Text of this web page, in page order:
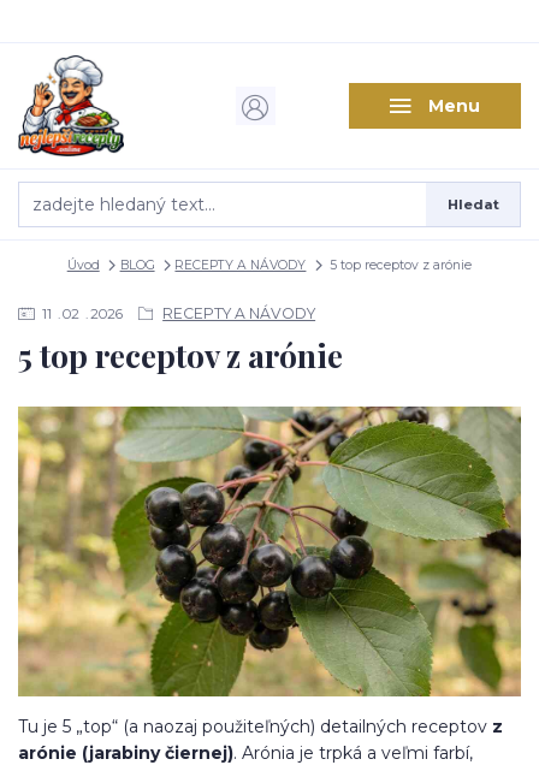
Menu
Hledat
Úvod BLOG RECEPTY A NÁVODY 5 top receptov z arónie
11 02 2026 RECEPTY A NÁVODY
5 top receptov z arónie
Tu je 5 „top“ (a naozaj použiteľných) detailných receptov z
arónie (jarabiny čiernej). Arónia je trpká a veľmi farbí,